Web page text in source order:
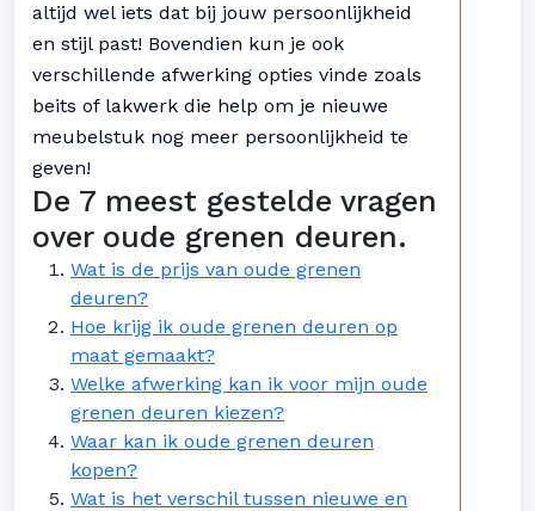
altijd wel iets dat bij jouw persoonlijkheid
en stijl past! Bovendien kun je ook
verschillende afwerking opties vinde zoals
beits of lakwerk die help om je nieuwe
meubelstuk nog meer persoonlijkheid te
geven!
De 7 meest gestelde vragen
over oude grenen deuren.
Wat is de prijs van oude grenen
deuren?
Hoe krijg ik oude grenen deuren op
maat gemaakt?
Welke afwerking kan ik voor mijn oude
grenen deuren kiezen?
Waar kan ik oude grenen deuren
kopen?
Wat is het verschil tussen nieuwe en